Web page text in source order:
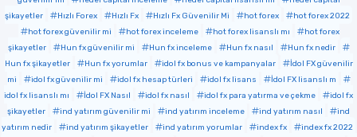
şikayetler
Hızlı Forex Hızlı Fx Hızlı Fx Güvenilir Mi hot forex
hot forex 2022
hot forex güvenilir mi
hot forex inceleme hot forex lisanslı mı
hot forex
şikayetler
Hun fx güvenilir mi Hun fx inceleme Hun fx nasıl
Hun fx nedir
Hun fx şikayetler
Hun fx yorumlar idol fx bonus ve kampanyalar
İdol FX güvenilir
mi
idol fx güvenilir mi idol fx hesap türleri idol fx lisans
İdol FX lisanslı m
idol fx lisanslı mı
İdol FX Nasıl idol fx nasıl idol fx para yatırma ve çekme
idol fx
şikayetler
ind yatırım güvenilir mi ind yatırım inceleme ind yatırım nasıl
ind
yatırım nedir
ind yatırım şikayetler ind yatırım yorumlar index fx
index fx 2022